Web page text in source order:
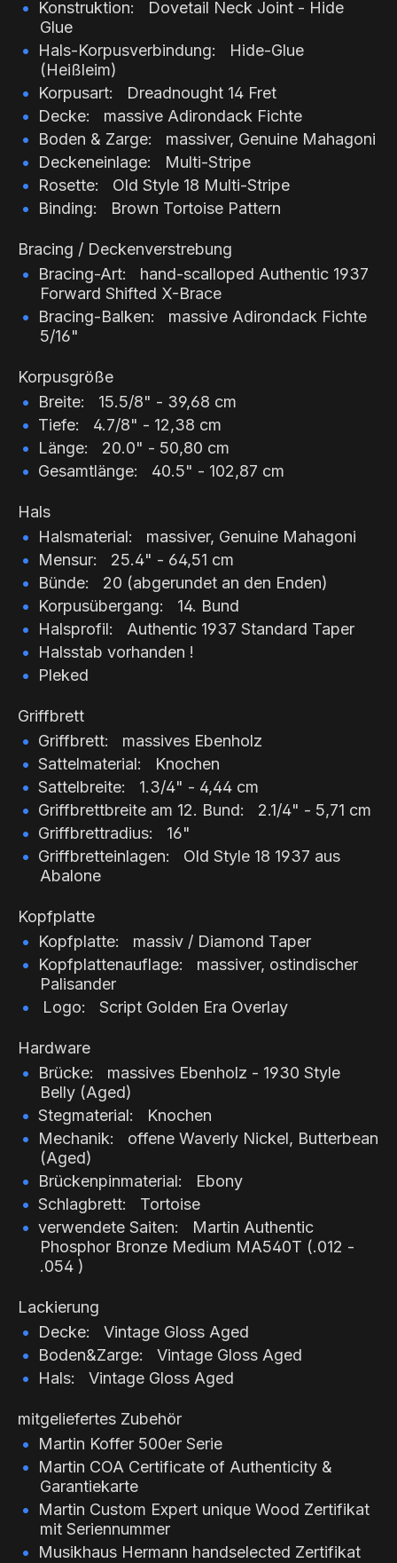
Konstruktion: Dovetail Neck Joint - Hide
Glue
Hals-Korpusverbindung: Hide-Glue
(Heißleim)
Korpusart: Dreadnought 14 Fret
Decke: massive Adirondack Fichte
Boden & Zarge: massiver, Genuine Mahagoni
Deckeneinlage: Multi-Stripe
Rosette: Old Style 18 Multi-Stripe
Binding: Brown Tortoise Pattern
Bracing / Deckenverstrebung
Bracing-Art: hand-scalloped Authentic 1937
Forward Shifted X-Brace
Bracing-Balken: massive Adirondack Fichte
5/16"
Korpusgröße
Breite: 15.5/8" - 39,68 cm
Tiefe: 4.7/8" - 12,38 cm
Länge: 20.0" - 50,80 cm
Gesamtlänge: 40.5" - 102,87 cm
Hals
Halsmaterial: massiver, Genuine Mahagoni
Mensur: 25.4" - 64,51 cm
Bünde: 20 (abgerundet an den Enden)
Korpusübergang: 14. Bund
Halsprofil: Authentic 1937 Standard Taper
Halsstab vorhanden !
Pleked
Griffbrett
Griffbrett: massives Ebenholz
Sattelmaterial: Knochen
Sattelbreite: 1.3/4" - 4,44 cm
Griffbrettbreite am 12. Bund: 2.1/4" - 5,71 cm
Griffbrettradius: 16"
Griffbretteinlagen: Old Style 18 1937 aus
Abalone
Kopfplatte
Kopfplatte: massiv / Diamond Taper
Kopfplattenauflage: massiver, ostindischer
Palisander
Logo: Script Golden Era Overlay
Hardware
Brücke: massives Ebenholz - 1930 Style
Belly (Aged)
Stegmaterial: Knochen
Mechanik: offene Waverly Nickel, Butterbean
(Aged)
Brückenpinmaterial: Ebony
Schlagbrett: Tortoise
verwendete Saiten: Martin Authentic
Phosphor Bronze Medium MA540T (.012 -
.054 )
Lackierung
Decke: Vintage Gloss Aged
Boden&Zarge: Vintage Gloss Aged
Hals: Vintage Gloss Aged
mitgeliefertes Zubehör
Martin Koffer 500er Serie
Martin COA Certificate of Authenticity &
Garantiekarte
Martin Custom Expert unique Wood Zertifikat
mit Seriennummer
Musikhaus Hermann handselected Zertifikat